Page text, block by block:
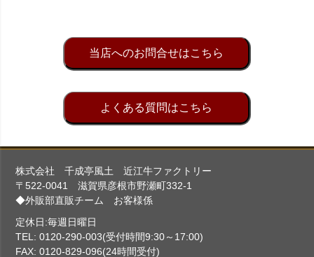
当店へのお問合せはこちら
よくある質問はこちら
株式会社 千成亭風土 近江牛ファクトリー
〒522-0041 滋賀県彦根市野瀬町332-1
◆外販部直販チーム お客様係
定休日:毎週日曜日
TEL: 0120-290-003(受付時間9:30～17:00)
FAX: 0120-829-096(24時間受付)